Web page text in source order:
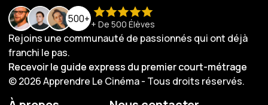
500+ + De 500 Élèves
Rejoins une communauté de passionnés qui ont déjà
franchi le pas.
Recevoir le guide express du premier court-métrage
Recevoir le guide express du premier court-métrage
© 2026 Apprendre Le Cinéma - Tous droits réservés.